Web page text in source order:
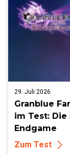
29. Juli 2026
Granblue
im Test:
Endgame
Zum Test